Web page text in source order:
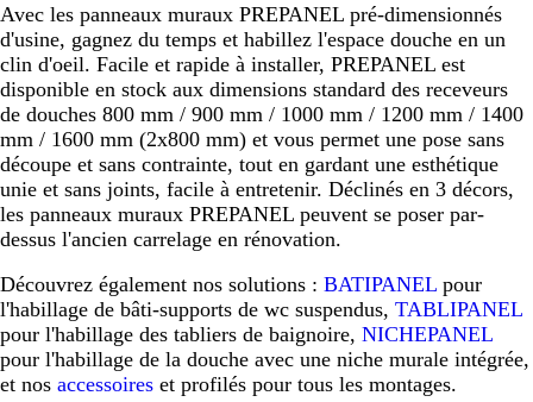
Avec les panneaux muraux PREPANEL pré-dimensionnés
d'usine, gagnez du temps et habillez l'espace douche en un
clin d'oeil. Facile et rapide à installer, PREPANEL est
disponible en stock aux dimensions standard des receveurs
de douches 800 mm / 900 mm / 1000 mm / 1200 mm / 1400
mm / 1600 mm (2x800 mm) et vous permet une pose sans
découpe et sans contrainte, tout en gardant une esthétique
unie et sans joints, facile à entretenir. Déclinés en 3 décors,
les panneaux muraux PREPANEL peuvent se poser par-
dessus l'ancien carrelage en rénovation.
Découvrez également nos solutions : BATIPANEL pour
l'habillage de bâti-supports de wc suspendus, TABLIPANEL
pour l'habillage des tabliers de baignoire, NICHEPANEL
pour l'habillage de la douche avec une niche murale intégrée,
et nos accessoires et profilés pour tous les montages.